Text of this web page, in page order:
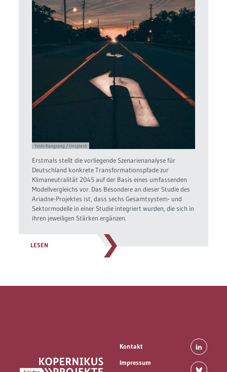
Yeshi Kangrang / Unsplash
Erstmals stellt die vorliegende Szenarienanalyse für
Deutschland konkrete Transformationspfade zur
Klimaneutralität 2045 auf der Basis eines umfassenden
Modellvergleichs vor. Das Besondere an dieser Studie des
Ariadne-Projektes ist, dass sechs Gesamtsystem- und
Sektormodelle in einer Studie integriert wurden, die sich in
ihren jeweiligen Stärken ergänzen.
LESEN
Kontakt
Impressum